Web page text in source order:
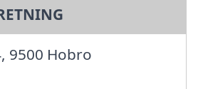
9500 Hobro